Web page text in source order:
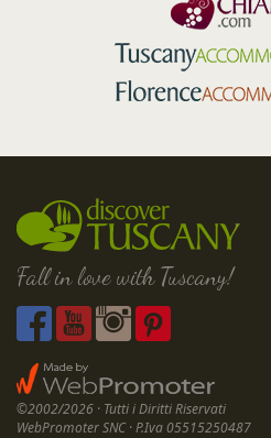
Fall in love with Tuscany!
©2002/2026 · Tutti i Diritti Riservati
WebPromoter SNC · P.Iva 05515250487